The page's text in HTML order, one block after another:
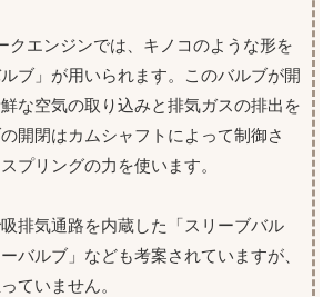
クエンジンでは、キノコのような形を
ブ」が用いられます。このバルブが開
な空気の取り込みと排気ガスの排出を
開閉はカムシャフトによって制御さ
プリングの力を使います。
排気通路を内蔵した「スリーブバル
バルブ」なども考案されていますが、
ていません。